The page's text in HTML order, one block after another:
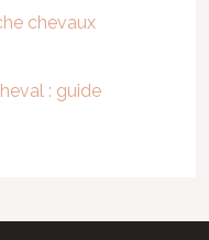
chevaux
: guide